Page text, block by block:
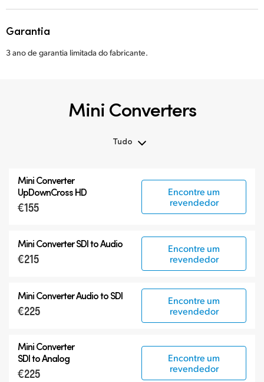
Garantia
3 ano de garantia limitada do fabricante.
Mini Converters
Tudo
3G-SDI Mini Converters
6G-SDI Mini Converters
Acessórios
Mini Converter
UpDownCross HD
€155
Encontre um
revendedor
Mini ConverterSDI to Audio
€215
Encontre um
revendedor
Mini ConverterAudio to SDI
€225
Encontre um
revendedor
Mini Converter
SDI to Analog
€225
Encontre um
revendedor